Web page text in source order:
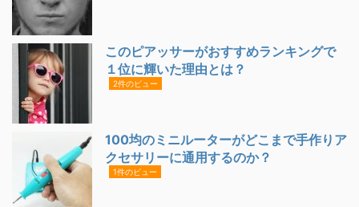
このピアッサーがおすすめランキングで
１位に輝いた理由とは？
2件のビュー
100均のミニルーターがどこまで手作りア
クセサリーに通用するのか？
1件のビュー